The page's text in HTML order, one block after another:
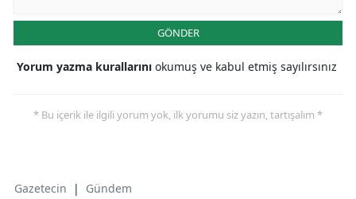
GÖNDER
Yorum yazma kurallarını okumuş ve kabul etmiş sayılırsınız
* Bu içerik ile ilgili yorum yok, ilk yorumu siz yazın, tartışalım *
Gazetecin | Gündem